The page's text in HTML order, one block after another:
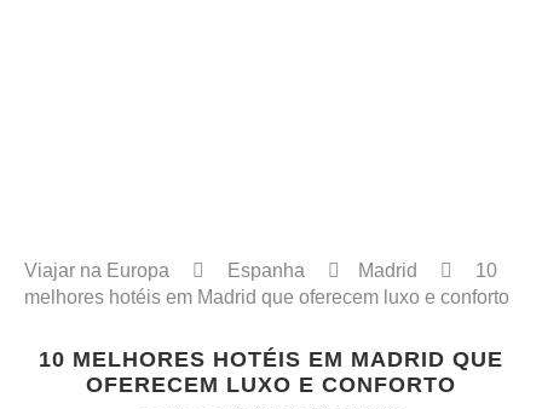
Viajar na Europa Espanha Madrid
10
melhores hotéis em Madrid que oferecem luxo e conforto
10 MELHORES HOTÉIS EM MADRID QUE
OFERECEM LUXO E CONFORTO